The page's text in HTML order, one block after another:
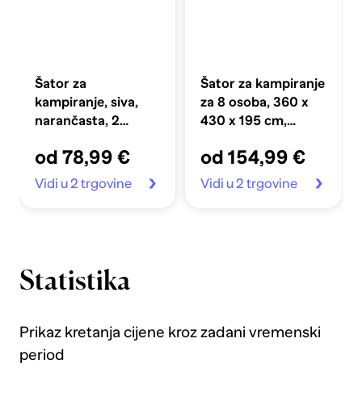
Šator za
kampiranje, siva,
narančasta, 2
96 cm
od 78,99 €
Vidi u 2 trgovine
Šator za kampiranje
za 8 osoba, 360 x
430 x 195 cm,
od 154,99 €
Vidi u 2 trgovine
Statistika
Prikaz kretanja cijene kroz zadani vremenski
period